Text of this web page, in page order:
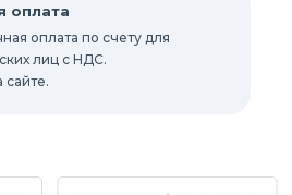
оплата
оплата по счету для
лиц с НДС.
сайте.